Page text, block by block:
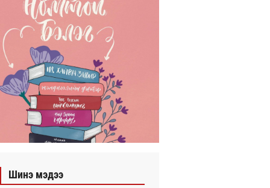
Шинэ мэдээ